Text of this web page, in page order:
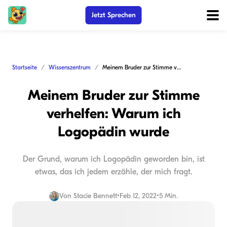
Jetzt Sprechen
Startseite Wissenszentrum Meinem Bruder zur Stimme verhelfen: Warum ich Logopädin wurde
Meinem Bruder zur Stimme
verhelfen: Warum ich
Logopädin wurde
Der Grund, warum ich Logopädin geworden bin, ist
etwas, das ich jedem erzähle, der mich fragt.
Von Stacie Bennett•Feb 12, 2022•5 Min.